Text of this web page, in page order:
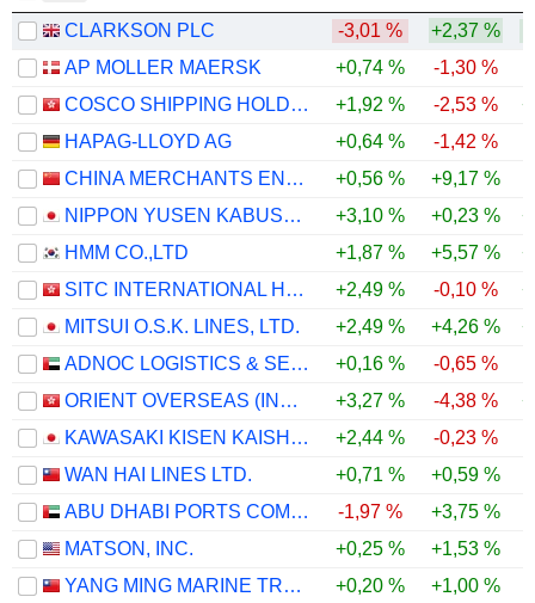
CLARKSON PLC
-3,01 % +2,37 %
AP MOLLER MAERSK
+0,74 % -1,30 %
COSCO SHIPPING HOLDINGS CO., LTD.
+1,92 % -2,53 %
HAPAG-LLOYD AG
+0,64 % -1,42 %
CHINA MERCHANTS ENERGY SHIPPING CO., LTD.
+0,56 % +9,17 %
NIPPON YUSEN KABUSHIKI KAISHA
+3,10 % +0,23 %
HMM CO.,LTD
+1,87 % +5,57 %
SITC INTERNATIONAL HOLDINGS COMPANY LIMITED
+2,49 % -0,10 %
MITSUI O.S.K. LINES, LTD.
+2,49 % +4,26 %
ADNOC LOGISTICS & SERVICES PLC
+0,16 % -0,65 %
ORIENT OVERSEAS (INTERNATIONAL) LIMITED
+3,27 % -4,38 %
KAWASAKI KISEN KAISHA, LTD.
+2,44 % -0,23 %
WAN HAI LINES LTD.
+0,71 % +0,59 %
ABU DHABI PORTS COMPANY
-1,97 % +3,75 %
MATSON, INC.
+0,25 % +1,53 %
YANG MING MARINE TRANSPORT CORPORATION
+0,20 % +1,00 %